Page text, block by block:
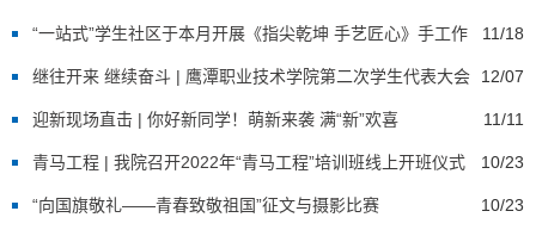
11/18
“一站式”学生社区于本月开展《指尖乾坤 手艺匠心》手工作
品展 12/07
继往开来 继续奋斗 | 鹰潭职业技术学院第二次学生代表大会
圆满成功 11/11
迎新现场直击 | 你好新同学！萌新来袭 满“新”欢喜
10/23
青马工程 | 我院召开2022年“青马工程”培训班线上开班仪式
10/23
“向国旗敬礼——青春致敬祖国”征文与摄影比赛